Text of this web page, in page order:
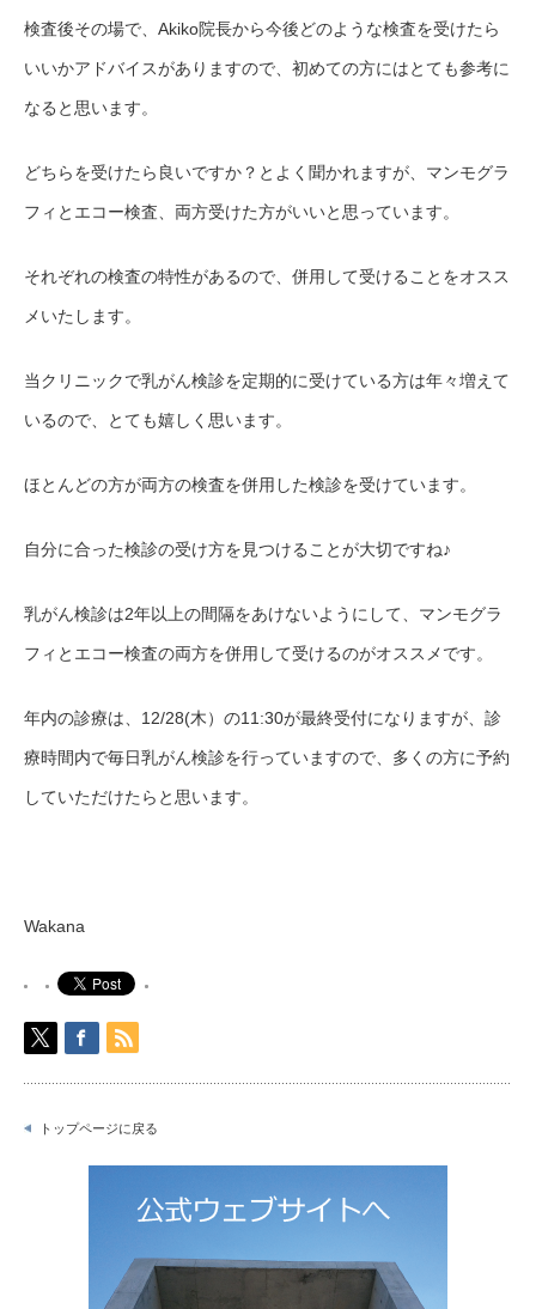
検査後その場で、Akiko院長から今後どのような検査を受けたら
いいかアドバイスがありますので、初めての方にはとても参考に
なると思います。
どちらを受けたら良いですか？とよく聞かれますが、マンモグラ
フィとエコー検査、両方受けた方がいいと思っています。
それぞれの検査の特性があるので、併用して受けることをオスス
メいたします。
当クリニックで乳がん検診を定期的に受けている方は年々増えて
いるので、とても嬉しく思います。
ほとんどの方が両方の検査を併用した検診を受けています。
自分に合った検診の受け方を見つけることが大切ですね♪
乳がん検診は2年以上の間隔をあけないようにして、マンモグラ
フィとエコー検査の両方を併用して受けるのがオススメです。
年内の診療は、12/28(木）の11:30が最終受付になりますが、診
療時間内で毎日乳がん検診を行っていますので、多くの方に予約
していただけたらと思います。
Wakana
トップページに戻る